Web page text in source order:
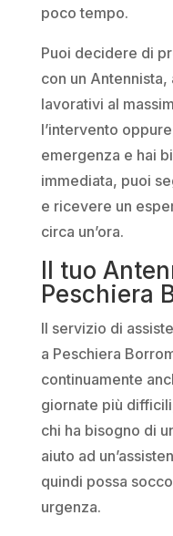
poco tempo.
Puoi decidere di
con un
lavorativi al
l’intervento
emergenza e hai
immediata, puoi
e ricevere un
circa un’ora.
Il tuo
Peschiera
Il servizio di
a Peschiera
continuamente
giornate più
chi ha bisogno di
aiuto ad
quindi possa
urgenza.